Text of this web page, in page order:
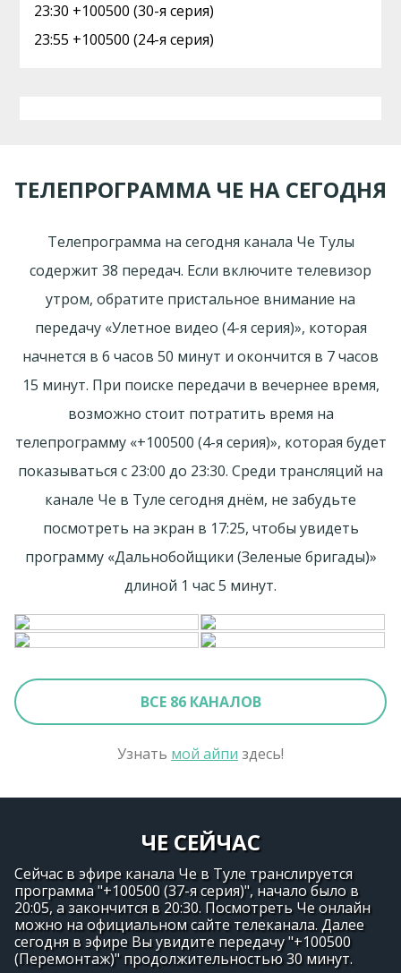
23:30 +100500 (30-я серия)
23:55 +100500 (24-я серия)
ТЕЛЕПРОГРАММА ЧЕ НА СЕГОДНЯ
Телепрограмма на сегодня канала Че Тулы
содержит 38 передач. Если включите телевизор
утром, обратите пристальное внимание на
передачу «Улетное видео (4-я серия)», которая
начнется в 6 часов 50 минут и окончится в 7 часов
15 минут. При поиске передачи в вечернее время,
возможно стоит потратить время на
телепрограмму «+100500 (4-я серия)», которая будет
показываться с 23:00 до 23:30. Среди трансляций на
канале Че в Туле сегодня днём, не забудьте
посмотреть на экран в 17:25, чтобы увидеть
программу «Дальнобойщики (Зеленые бригады)»
длиной 1 час 5 минут.
ВСЕ 86 КАНАЛОВ
Узнать мой айпи здесь!
ЧЕ СЕЙЧАС
Сейчас в эфире канала Че в Туле транслируется
программа "+100500 (37-я серия)", начало было в
20:05, а закончится в 20:30. Посмотреть Че онлайн
можно на официальном сайте телеканала. Далее
сегодня в эфире Вы увидите передачу "+100500
(Перемонтаж)" продолжительностью 30 минут.